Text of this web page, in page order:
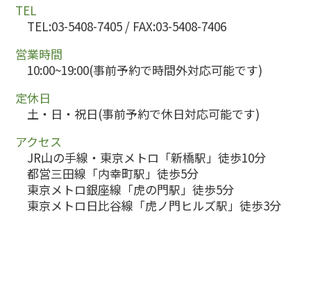
TEL
TEL:03-5408-7405 / FAX:03-5408-7406
営業時間
10:00~19:00(事前予約で時間外対応可能です)
定休日
土・日・祝日(事前予約で休日対応可能です)
アクセス
JR山の手線・東京メトロ「新橋駅」徒歩10分
都営三田線「内幸町駅」徒歩5分
東京メトロ銀座線「虎の門駅」徒歩5分
東京メトロ日比谷線「虎ノ門ヒルズ駅」徒歩3分